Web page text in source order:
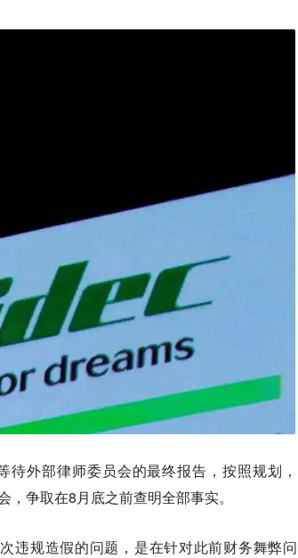
外部律师委员会的最终报告，按照规划，
争取在8月底之前查明全部事实。
违规造假的问题，是在针对此前财务舞弊问